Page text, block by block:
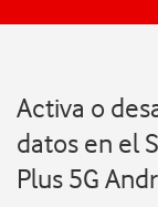
Activa o
datos en el
Plus 5G